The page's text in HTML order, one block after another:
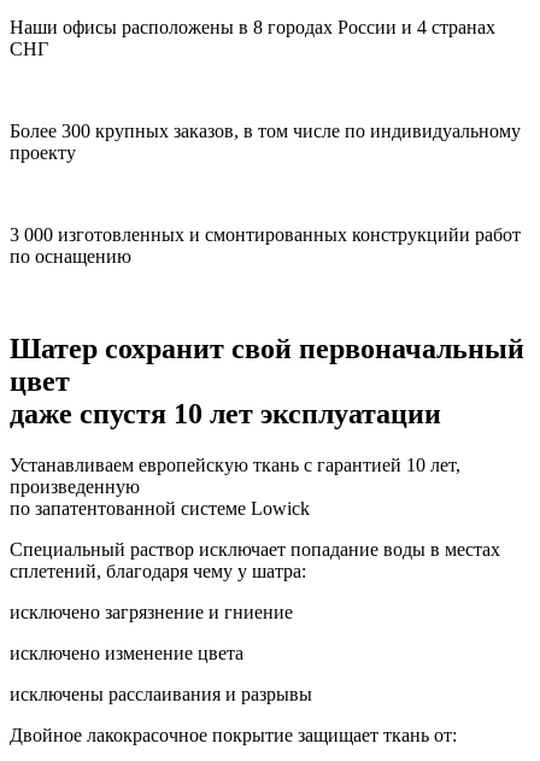
Наши офисы расположены в 8 городах России и 4 странах
СНГ
Более 300 крупных заказов, в том числе по индивидуальному
проекту
3 000 изготовленных и смонтированных конструкцийи работ
по оснащению
Шатер сохранит свой первоначальный
цвет
даже спустя 10 лет эксплуатации
Устанавливаем европейскую ткань с гарантией 10 лет,
произведенную
по запатентованной системе Lowick
Специальный раствор исключает попадание воды в местах
сплетений, благодаря чему у шатра:
исключено загрязнение и гниение
исключено изменение цвета
исключены расслаивания и разрывы
Двойное лакокрасочное покрытие защищает ткань от: